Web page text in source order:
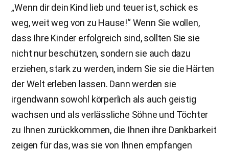
„Wenn dir dein Kind lieb und teuer ist, schick es
weg, weit weg von zu Hause!“ Wenn Sie wollen,
dass Ihre Kinder erfolgreich sind, sollten Sie sie
nicht nur beschützen, sondern sie auch dazu
erziehen, stark zu werden, indem Sie sie die Härten
der Welt erleben lassen. Dann werden sie
irgendwann sowohl körperlich als auch geistig
wachsen und als verlässliche Söhne und Töchter
zu Ihnen zurückkommen, die Ihnen ihre Dankbarkeit
zeigen für das, was sie von Ihnen empfangen